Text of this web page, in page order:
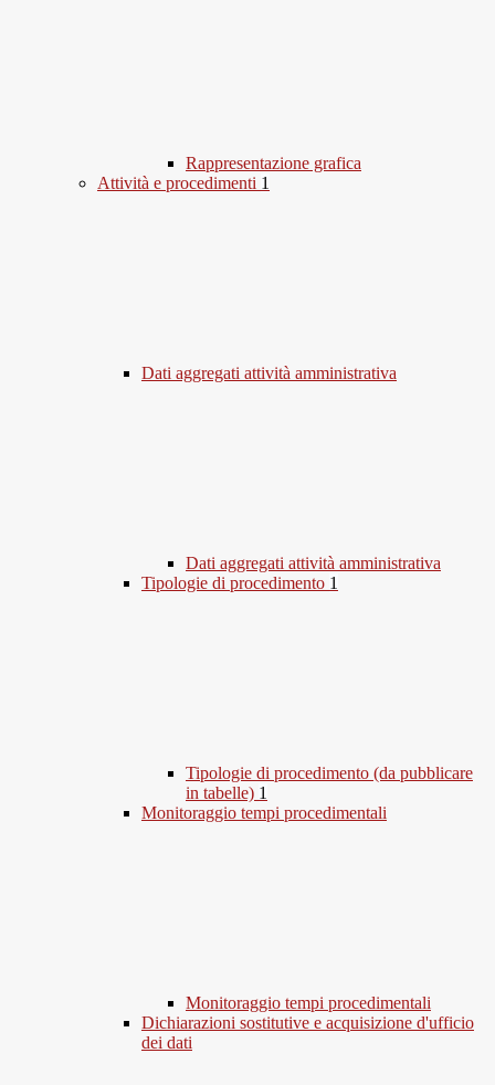
Rappresentazione grafica
Attività e procedimenti 1
Dati aggregati attività amministrativa
Dati aggregati attività amministrativa
Tipologie di procedimento 1
Tipologie di procedimento (da pubblicare
in tabelle) 1
Monitoraggio tempi procedimentali
Monitoraggio tempi procedimentali
Dichiarazioni sostitutive e acquisizione d'ufficio
dei dati